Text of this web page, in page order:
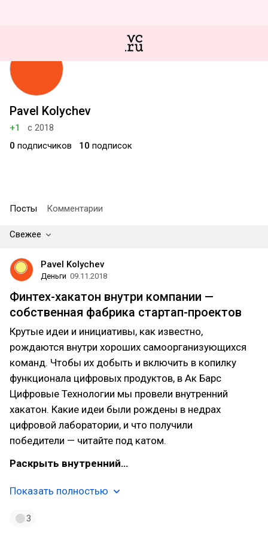
Pavel Kolychev
+1
с 2018
0 подписчиков 10 подписок
Посты Комментарии
Свежее
Pavel Kolychev
Деньги 09.11.2018
Финтех-хакатон внутри компании —
собственная фабрика стартап-проектов
Крутые идеи и инициативы, как известно,
рождаются внутри хороших самоорганизующихся
команд. Чтобы их добыть и включить в копилку
функционала цифровых продуктов, в Ак Барс
Цифровые Технологии мы провели внутренний
хакатон. Какие идеи были рождены в недрах
цифровой лаборатории, и что получили
победители — читайте под катом.
Раскрыть внутренний…
Показать полностью
3